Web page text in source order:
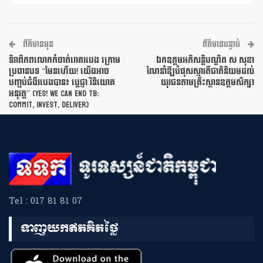
ព័ត៌មានមុន
ទិវាពិភពលោកកំចាត់រោគរបេង ក្រោម
ប្រធានបទ “មែនហើយ! យើងអាច
បញ្ចប់ជំងឺរបេងបាន៖ ប្តេជ្ញា វិនិយោគ
អនុវត្ត” (Yes! We Can End TB:
Commit, Invest, Deliver)
ព័ត៌មានបន្ទាប់
ឯកឧត្ដមអភិសន្តិបណ្ឌិត ស សុខា
ណែនាំឱ្យបំផុសស្មារតីជាតិនិយមដល់
យុវជនតាមគ្រឹះស្ថានឧត្តមសិក្សា
Tel : 017 81 81 07
ទាញយកឥតគិតថ្លៃ